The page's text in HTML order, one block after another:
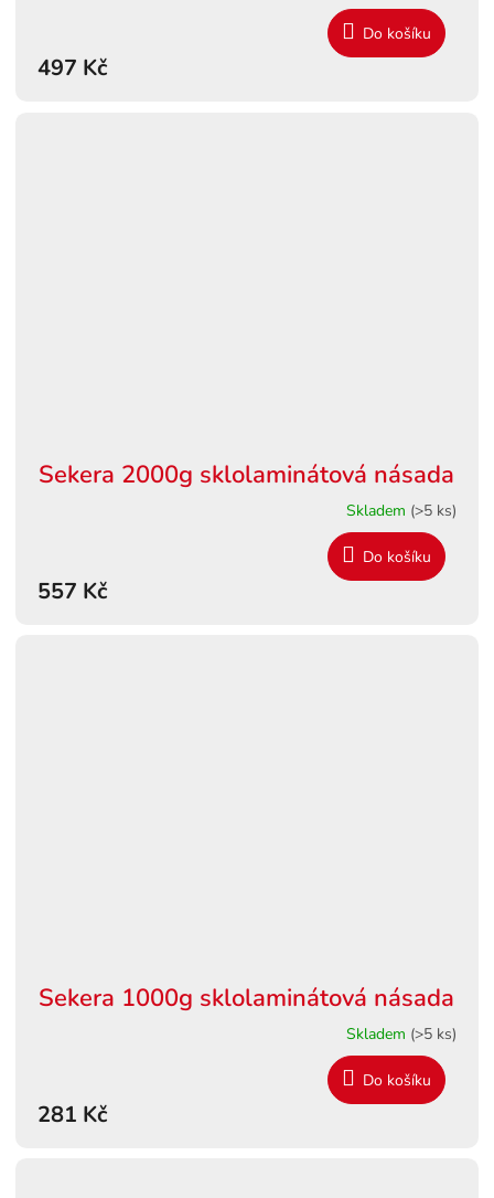
497 Kč
Do košíku
Sekera 2000g sklolaminátová násada
Skladem (>5 ks)
557 Kč
Do košíku
Sekera 1000g sklolaminátová násada
Skladem (>5 ks)
281 Kč
Do košíku